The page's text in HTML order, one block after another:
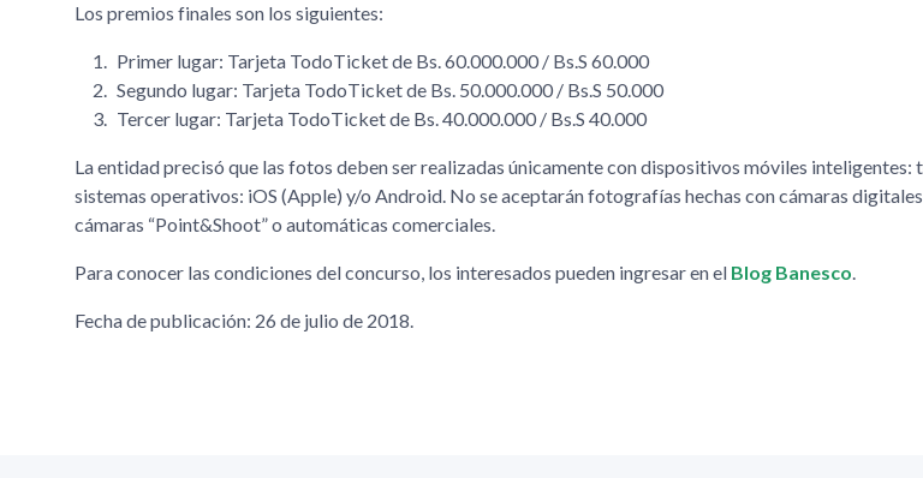
Los premios finales son los siguientes:
Primer lugar: Tarjeta TodoTicket de Bs. 60.000.000 / Bs.S 60.000
Segundo lugar: Tarjeta TodoTicket de Bs. 50.000.000 / Bs.S 50.000
Tercer lugar: Tarjeta TodoTicket de Bs. 40.000.000 / Bs.S 40.000
La entidad precisó que las fotos deben ser realizadas únicamente con dispositivos móviles
sistemas operativos: iOS (Apple) y/o Android. No se aceptarán fotografías hechas con cámaras
cámaras “Point&Shoot” o automáticas comerciales.
Para conocer las condiciones del concurso, los interesados pueden ingresar en el Blog Banesco.
Fecha de publicación: 26 de julio de 2018.